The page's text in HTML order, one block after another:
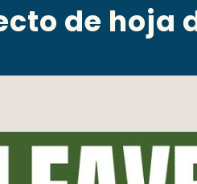
de hoja